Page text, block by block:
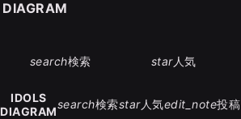
search検索 star人気
IDOLS
DIAGRAM
search検索star人気edit_note投稿